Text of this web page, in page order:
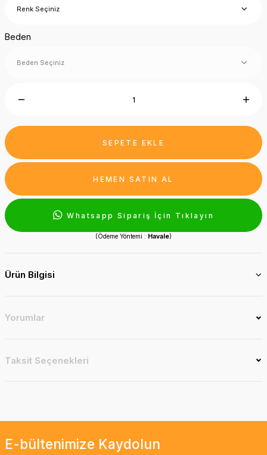
Beden
SEPETE EKLE
HEMEN SATIN AL
Whatsapp Sipariş İçin Tıklayın
(Ödeme Yöntemi : Havale)
Ürün Bilgisi
Yorumlar
Taksit Seçenekleri
E-bültenimize Kaydolun